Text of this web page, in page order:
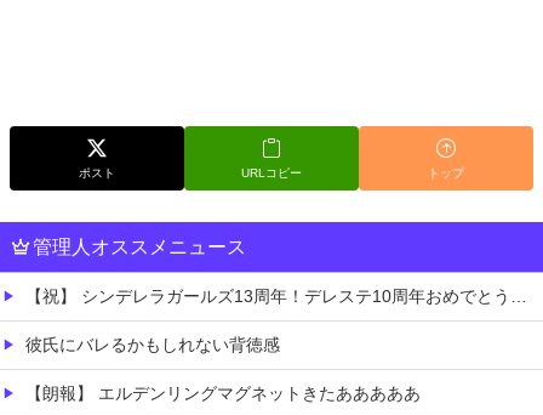
ポスト URLコピー トップ
管理人オススメニュース
【祝】 シンデレラガールズ13周年！デレステ10周年おめでとう！ガチャ更新SSR八神マキノ・イベントSRイヴ、SR望月聖！
彼氏にバレるかもしれない背徳感
【朗報】 エルデンリングマグネットきたあああああ